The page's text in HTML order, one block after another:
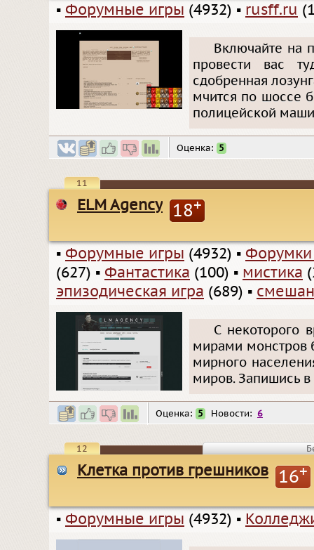
▪ Форумные игры (4932) ▪ rusff.ru
Включайте на
провести вас
сдобренная
мчится по шоссе
полицейской
Оценка: 5
11
ELM Agency 18+
▪ Форумные игры (4932) ▪
(627) ▪ Фантастика (100) ▪ мистика
эпизодическая игра (689) ▪
С некоторого
мирами монстров
мирного
миров. Запишись
Оценка: 5 Новости: 6
12
Клетка против грешников 16+
▪ Форумные игры (4932) ▪